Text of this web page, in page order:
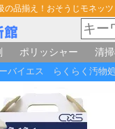
の品揃え！おそうじモネッツ
ポリッシャー 清
バイエス らくらく汚物